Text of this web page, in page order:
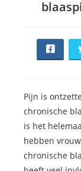
Pijn is
chronische
is het
hebben
chronische